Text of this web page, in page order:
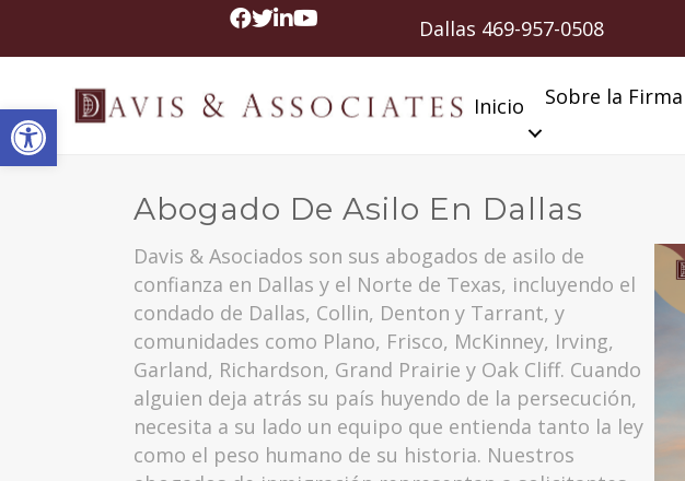
Abrir barra de herramientas
Dallas 469-957-0508
Inicio Sobre la Firma
Abogado De Asilo En Dallas
Davis & Asociados son sus abogados de asilo de
confianza en Dallas y el Norte de Texas, incluyendo el
condado de Dallas, Collin, Denton y Tarrant, y
comunidades como Plano, Frisco, McKinney, Irving,
Garland, Richardson, Grand Prairie y Oak Cliff. Cuando
alguien deja atrás su país huyendo de la persecución,
necesita a su lado un equipo que entienda tanto la ley
como el peso humano de su historia. Nuestros